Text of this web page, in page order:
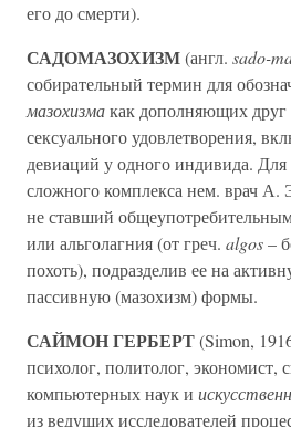
его до смерти).
САДОМАЗОХИЗМ(англ. sado-
собирательный термин для
мазохизмакак дополняющих друг
сексуального удовлетворения,
девиаций у одного индивида. Для
сложного комплекса нем. врач А.
не ставший
или альголагния (от греч. algos–
похоть), подразделив ее на
пассивную (мазохизм) формы.
САЙМОН ГЕРБЕРТ(Simon,
психолог, политолог, экономист,
компьютерных наук и
из ведущих исследователей